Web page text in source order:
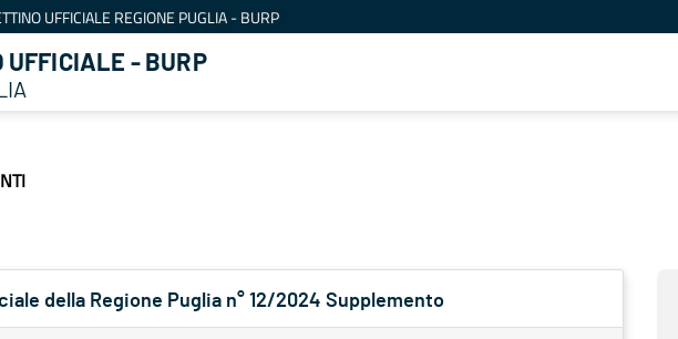
UFFICIALE REGIONE PUGLIA - BURP
UFFICIALE - BURP
della Regione Puglia n° 12/2024 Supplemento